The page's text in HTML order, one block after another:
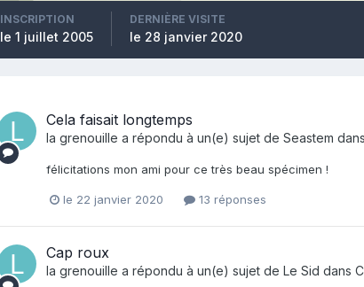
INSCRIPTION
le 1 juillet 2005
DERNIÈRE VISITE
le 28 janvier 2020
Cela faisait longtemps
la grenouille a répondu à un(e) sujet de Seastem dans
félicitations mon ami pour ce très beau spécimen !
le 22 janvier 2020 13 réponses
Cap roux
la grenouille a répondu à un(e) sujet de Le Sid dans